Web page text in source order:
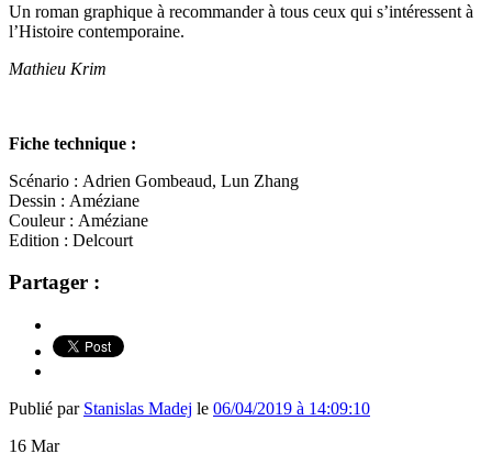
Un roman graphique à recommander à tous ceux qui s’intéressent à
l’Histoire contemporaine.
Mathieu Krim
Fiche technique :
Scénario : Adrien Gombeaud, Lun Zhang
Dessin : Améziane
Couleur : Améziane
Edition : Delcourt
Partager :
Publié par Stanislas Madej le 06/04/2019 à 14:09:10
16 Mar